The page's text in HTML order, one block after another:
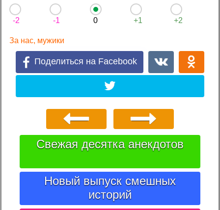
-2 -1 0 +1 +2
За нас, мужики
Поделиться на Facebook
Свежая десятка анекдотов
Новый выпуск смешных
историй